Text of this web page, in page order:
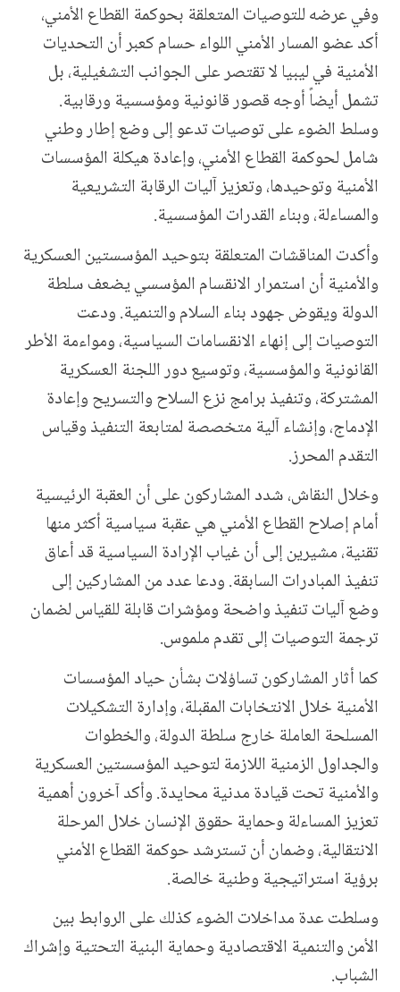
وفي عرضه للتوصيات المتعلقة بحوكمة القطاع الأمني،
أكد عضو المسار الأمني اللواء حسام كعبر أن التحديات
الأمنية في ليبيا لا تقتصر على الجوانب التشغيلية، بل
تشمل أيضاً أوجه قصور قانونية ومؤسسية ورقابية.
وسلط الضوء على توصيات تدعو إلى وضع إطار وطني
شامل لحوكمة القطاع الأمني، وإعادة هيكلة المؤسسات
الأمنية وتوحيدها، وتعزيز آليات الرقابة التشريعية
والمساءلة، وبناء القدرات المؤسسية.
وأكدت المناقشات المتعلقة بتوحيد المؤسستين العسكرية
والأمنية أن استمرار الانقسام المؤسسي يضعف سلطة
الدولة ويقوض جهود بناء السلام والتنمية. ودعت
التوصيات إلى إنهاء الانقسامات السياسية، ومواءمة الأطر
القانونية والمؤسسية، وتوسيع دور اللجنة العسكرية
المشتركة، وتنفيذ برامج نزع السلاح والتسريح وإعادة
الإدماج، وإنشاء آلية متخصصة لمتابعة التنفيذ وقياس
التقدم المحرز.
وخلال النقاش، شدد المشاركون على أن العقبة الرئيسية
أمام إصلاح القطاع الأمني هي عقبة سياسية أكثر منها
تقنية، مشيرين إلى أن غياب الإرادة السياسية قد أعاق
تنفيذ المبادرات السابقة. ودعا عدد من المشاركين إلى
وضع آليات تنفيذ واضحة ومؤشرات قابلة للقياس لضمان
ترجمة التوصيات إلى تقدم ملموس.
كما أثار المشاركون تساؤلات بشأن حياد المؤسسات
الأمنية خلال الانتخابات المقبلة، وإدارة التشكيلات
المسلحة العاملة خارج سلطة الدولة، والخطوات
والجداول الزمنية اللازمة لتوحيد المؤسستين العسكرية
والأمنية تحت قيادة مدنية محايدة. وأكد آخرون أهمية
تعزيز المساءلة وحماية حقوق الإنسان خلال المرحلة
الانتقالية، وضمان أن تسترشد حوكمة القطاع الأمني
برؤية استراتيجية وطنية خالصة.
وسلطت عدة مداخلات الضوء كذلك على الروابط بين
الأمن والتنمية الاقتصادية وحماية البنية التحتية وإشراك
الشباب.